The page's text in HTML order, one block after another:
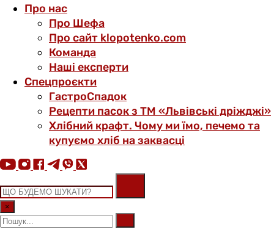
Про нас
Про Шефа
Про сайт klopotenko.com
Команда
Наші експерти
Спецпроєкти
ГастроСпадок
Рецепти пасок з ТМ «Львівські дріжджі»
Хлібний крафт. Чому ми їмо, печемо та
купуємо хліб на заквасці
×